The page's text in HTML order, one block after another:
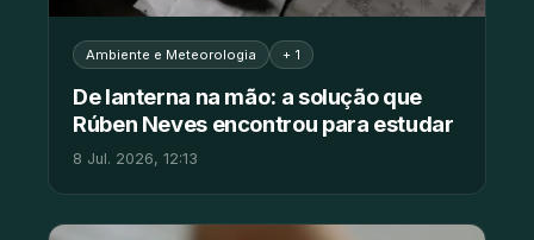
Ambiente e Meteorologia + 1
De lanterna na mão: a solução que
Rúben Neves encontrou para estudar
8 Jul. 2026, 12:13